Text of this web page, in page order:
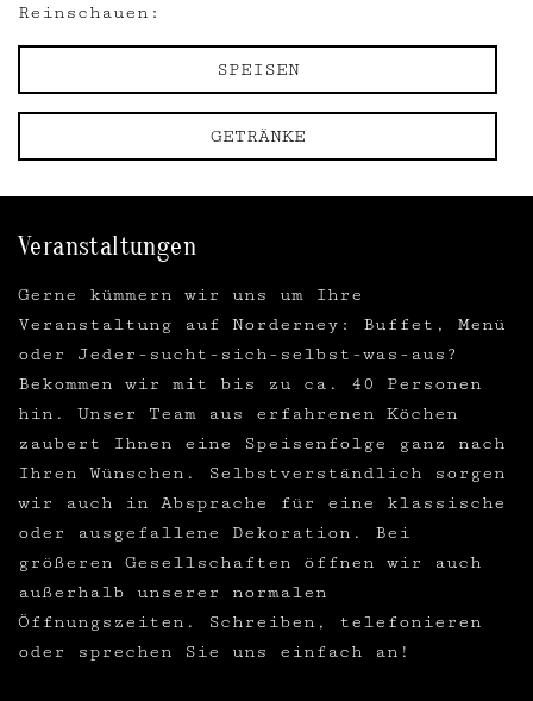
Reinschauen:
SPEISEN
GETRÄNKE
Veranstaltungen
Gerne kümmern wir uns um Ihre
Veranstaltung auf Norderney: Buffet, Menü
oder Jeder-sucht-sich-selbst-was-aus?
Bekommen wir mit bis zu ca. 40 Personen
hin. Unser Team aus erfahrenen Köchen
zaubert Ihnen eine Speisenfolge ganz nach
Ihren Wünschen. Selbstverständlich sorgen
wir auch in Absprache für eine klassische
oder ausgefallene Dekoration. Bei
größeren Gesellschaften öffnen wir auch
außerhalb unserer normalen
Öffnungszeiten. Schreiben, telefonieren
oder sprechen Sie uns einfach an!